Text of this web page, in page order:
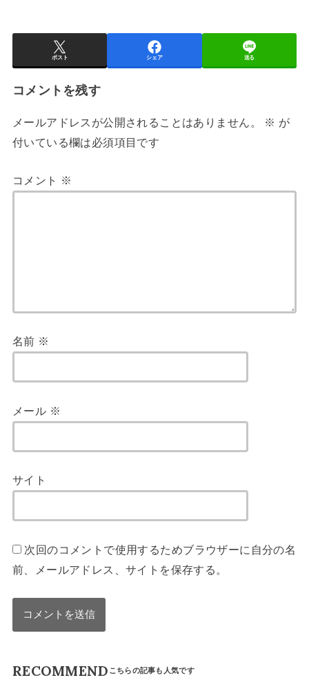
ポスト シェア 送る
コメントを残す
メールアドレスが公開されることはありません。 ※ が
付いている欄は必須項目です
コメント ※
名前 ※
メール ※
サイト
次回のコメントで使用するためブラウザーに自分の名
前、メールアドレス、サイトを保存する。
RECOMMEND